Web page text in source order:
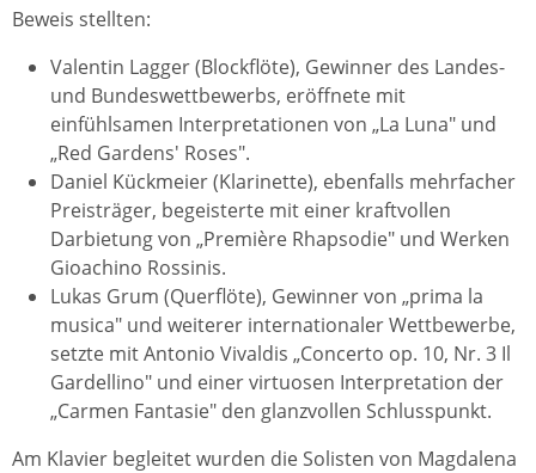
Beweis stellten:
Valentin Lagger (Blockflöte), Gewinner des Landes-
und Bundeswettbewerbs, eröffnete mit
einfühlsamen Interpretationen von „La Luna" und
„Red Gardens' Roses".
Daniel Kückmeier (Klarinette), ebenfalls mehrfacher
Preisträger, begeisterte mit einer kraftvollen
Darbietung von „Première Rhapsodie" und Werken
Gioachino Rossinis.
Lukas Grum (Querflöte), Gewinner von „prima la
musica" und weiterer internationaler Wettbewerbe,
setzte mit Antonio Vivaldis „Concerto op. 10, Nr. 3 Il
Gardellino" und einer virtuosen Interpretation der
„Carmen Fantasie" den glanzvollen Schlusspunkt.
Am Klavier begleitet wurden die Solisten von Magdalena